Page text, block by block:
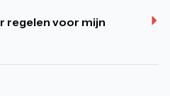
regelen voor mijn